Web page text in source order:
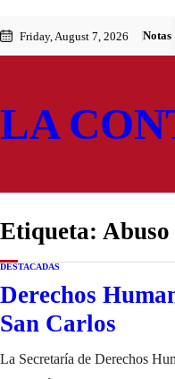
al
contenido
to
content
Friday, August 7, 2026 Notas
LA
Etiqueta: Abuso
DESTACADAS
Derechos
San Carlos
La Secretaría de Derechos